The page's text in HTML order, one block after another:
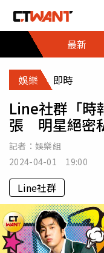
最新
娛樂 即時
Line社群「時
張 明星絕密
記者： 娛樂組
2024-04-01 19:00
Line社群